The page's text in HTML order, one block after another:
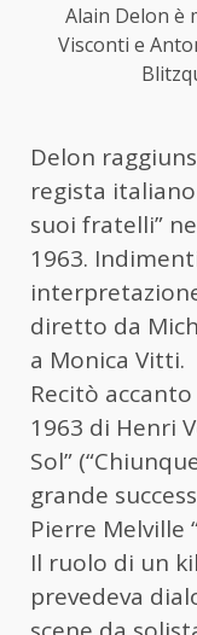
Alain Delon è
Visconti e
Delon
regista italiano
suoi fratelli”
1963.
diretto da
a Monica Vitti.
Recitò
1963 di Henri
Sol”
grande
Pierre Melville
Il ruolo di un
prevedeva